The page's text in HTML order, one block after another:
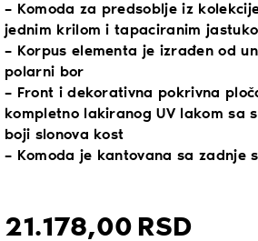
– Komoda za predsoblje iz kolekcije
jednim krilom i tapaciranim
– Korpus elementa je izrađen od
polarni bor
– Front i dekorativna pokrivna
kompletno lakiranog UV lakom sa
boji slonova kost
– Komoda je kantovana sa zadnje
21.178,00 RSD